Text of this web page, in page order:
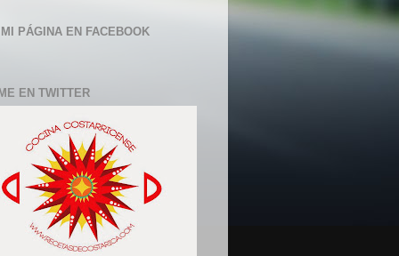
PÁGINA EN FACEBOOK
EN TWITTER